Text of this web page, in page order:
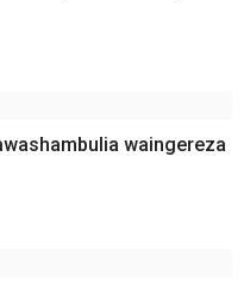
waingereza